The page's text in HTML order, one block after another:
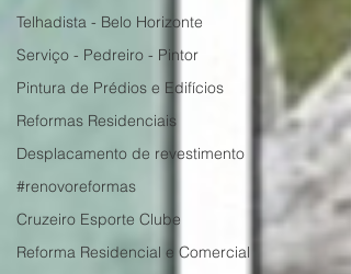
Telhadista - Belo Horizonte
Serviço - Pedreiro - Pintor
Pintura de Prédios e Edifícios
Reformas Residenciais
Desplacamento de revestimento
#renovoreformas
Cruzeiro Esporte Clube
Reforma Residencial e Comercial